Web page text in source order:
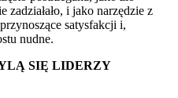
zadziałało, i jako narzędzie z
satysfakcji i,
nudne.
SIĘ LIDERZY